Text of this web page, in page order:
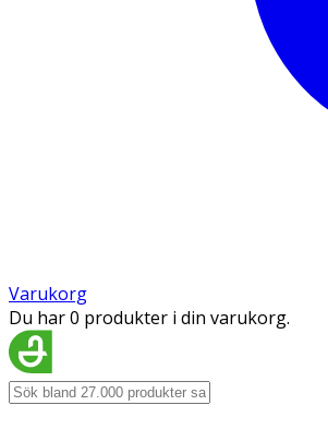
Varukorg
Du har 0 produkter i din varukorg.